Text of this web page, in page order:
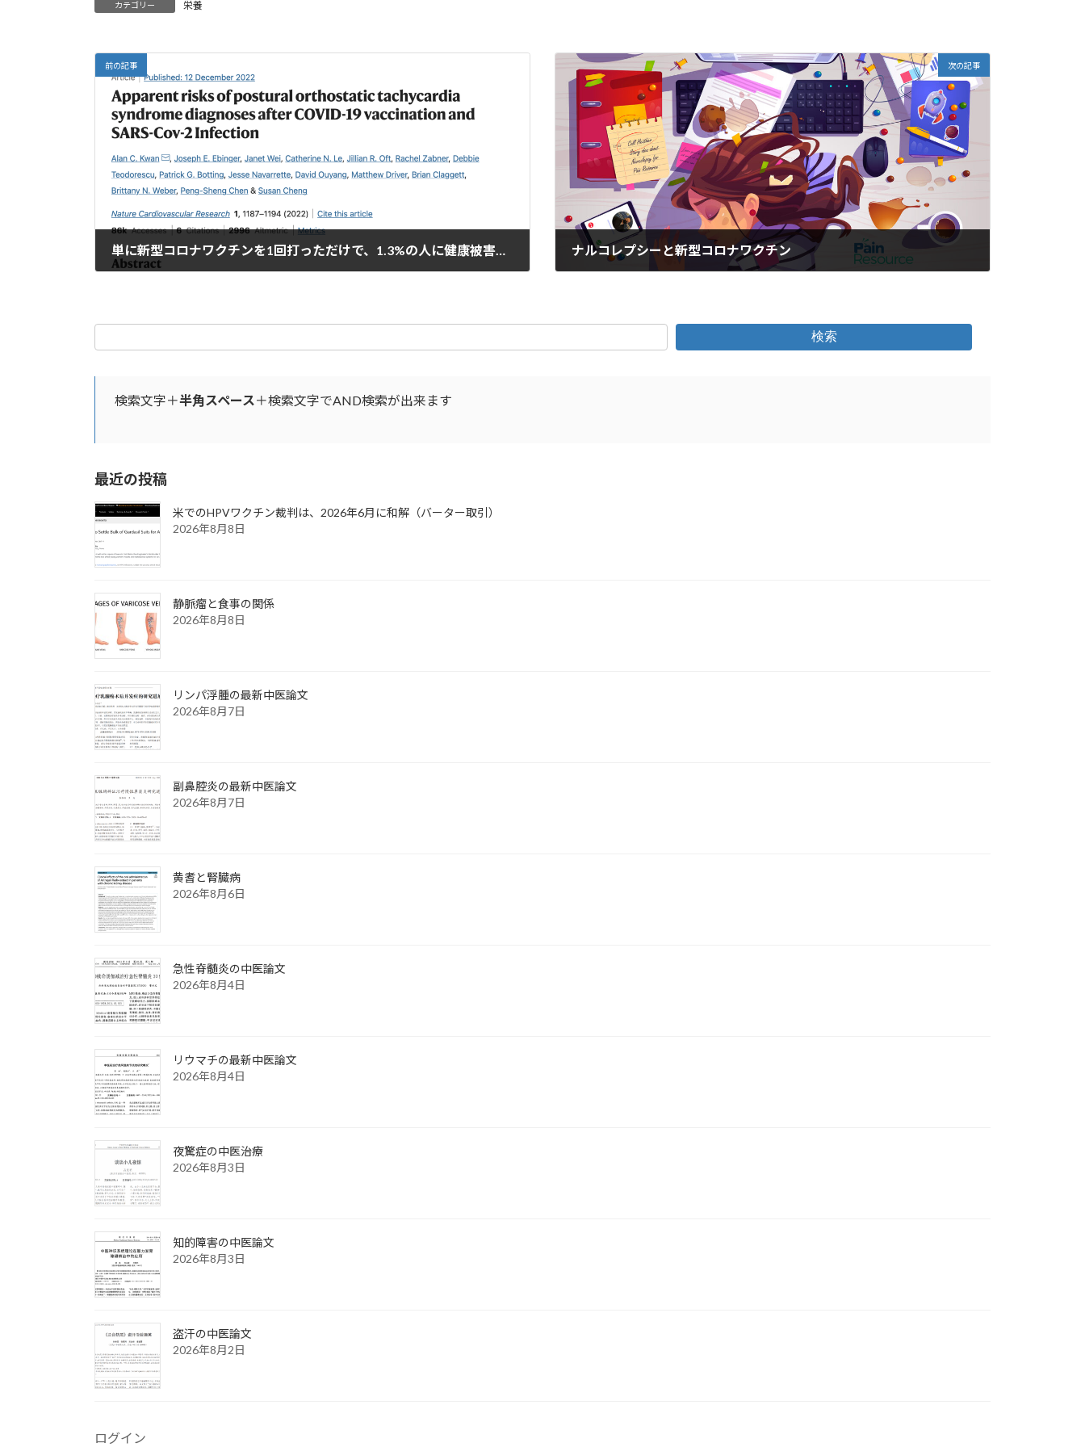
o
k
ai
カテゴリー 栄養
前の記事 次の記事
ナルコレプシーと新型コロナワクチン
検索
検索文字＋半角スペース＋検索文字でAND検索が出来ます
最近の投稿
米でのHPVワクチン裁判は、2026年6月に和解（バーター取引）
2026年8月8日
静脈瘤と食事の関係
2026年8月8日
リンパ浮腫の最新中医論文
2026年8月7日
副鼻腔炎の最新中医論文
2026年8月7日
黄耆と腎臓病
2026年8月6日
急性脊髄炎の中医論文
2026年8月4日
リウマチの最新中医論文
2026年8月4日
夜驚症の中医治療
2026年8月3日
知的障害の中医論文
2026年8月3日
盗汗の中医論文
2026年8月2日
ログイン